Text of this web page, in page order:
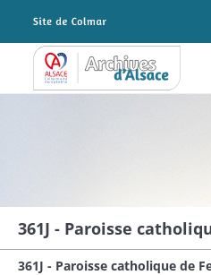
Archives Alsace - Colmar
361J - Paroisse
361J - Paroisse catholique de